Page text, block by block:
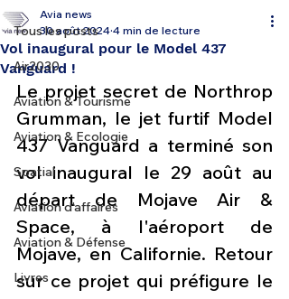
Tous les posts
Air2030
Aviation & Tourisme
Aviation & Ecologie
Spatial
Aviation d'affaires
Aviation & Défense
Livres
Vol inaugural pour le Model 437
Vanguard !
Avia news
30 août 2024 4 min de lecture
Le projet secret de Northrop
Grumman, le jet furtif Model
437 Vanguard a terminé son
vol inaugural le 29 août au
départ de Mojave Air &
Space, à l'aéroport de
Mojave, en Californie. Retour
sur ce projet qui préfigure le